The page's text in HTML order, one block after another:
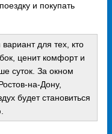
и покупать
для тех, кто
ценит комфорт и
суток. За окном
на-Дону,
будет становиться